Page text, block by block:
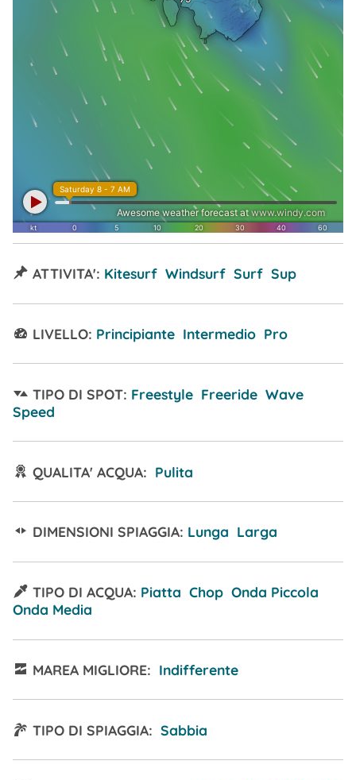
ATTIVITA': Kitesurf Windsurf Surf Sup
LIVELLO: Principiante Intermedio Pro
TIPO DI SPOT: Freestyle Freeride Wave
Speed
QUALITA' ACQUA: Pulita
DIMENSIONI SPIAGGIA: Lunga Larga
TIPO DI ACQUA: Piatta Chop Onda Piccola
Onda Media
MAREA MIGLIORE: Indifferente
TIPO DI SPIAGGIA: Sabbia